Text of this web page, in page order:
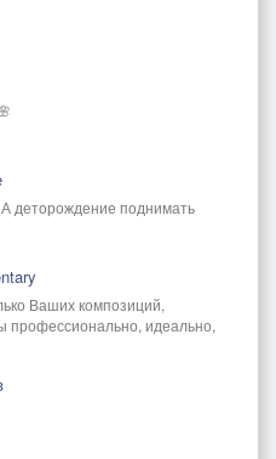
деторождение поднимать
Ваших композиций,
профессионально, идеально,